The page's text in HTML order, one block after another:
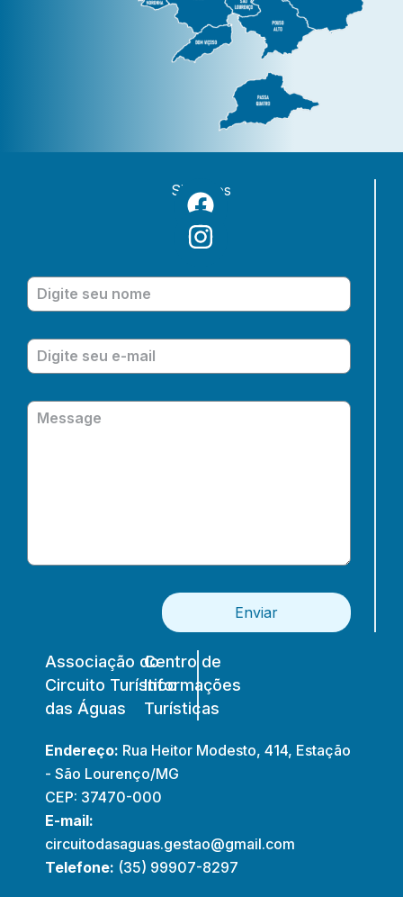
Siga-nos
Enviar
Associação do
Circuito Turístico
das Águas
Centro de
Informações
Turísticas
Endereço: Rua Heitor Modesto, 414, Estação
- São Lourenço/MG
CEP: 37470-000
E-mail:
circuitodasaguas.gestao@gmail.com
Telefone: (35) 99907-8297